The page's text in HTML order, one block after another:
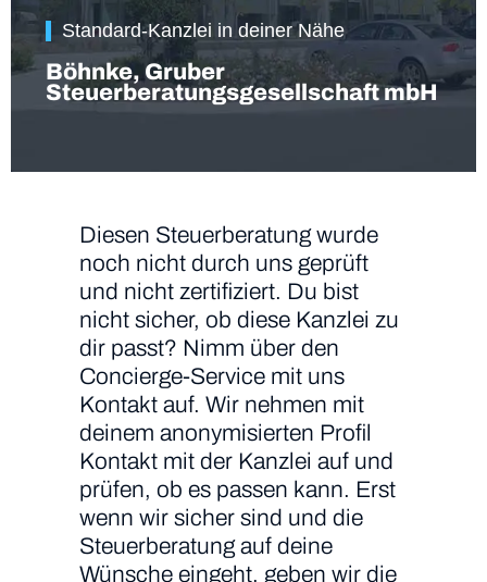
Standard-Kanzlei in deiner Nähe
Böhnke, Gruber
Steuerberatungsgesellschaft mbH
Diesen Steuerberatung wurde
noch nicht durch uns geprüft
und nicht zertifiziert. Du bist
nicht sicher, ob diese Kanzlei zu
dir passt? Nimm über den
Concierge-Service mit uns
Kontakt auf. Wir nehmen mit
deinem anonymisierten Profil
Kontakt mit der Kanzlei auf und
prüfen, ob es passen kann. Erst
wenn wir sicher sind und die
Steuerberatung auf deine
Wünsche eingeht, geben wir die